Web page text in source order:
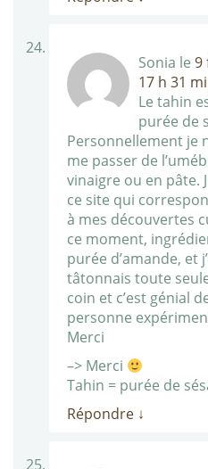
Sonia le 9
17 h 31
Le tahin
purée de
Personnellement je
me passer de
vinaigre ou en pâte.
ce site qui
à mes découvertes
ce moment,
purée d’amande, et
tâtonnais toute
coin et c’est génial
personne
Merci
–> Merci
Tahin = purée de
Répondre ↓